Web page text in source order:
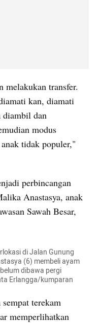
melakukan transfer.
kan, diamati
diambil dan
modus
tidak populer,"
perbincangan
Anastasya, anak
Sawah Besar,
di Jalan Gunung
(6) membeli ayam
dibawa pergi
Erlangga/kumparan
terekam
memperlihatkan